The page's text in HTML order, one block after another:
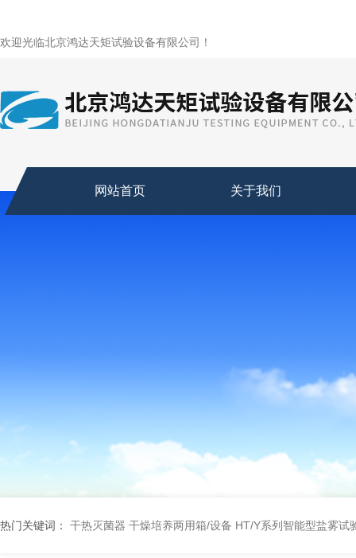
欢迎光临北京鸿达天矩试验设备有限公司！
网站首页 关于我们
热门关键词： 干热灭菌器 干燥培养两用箱/设备 HT/Y系列智能型盐雾试